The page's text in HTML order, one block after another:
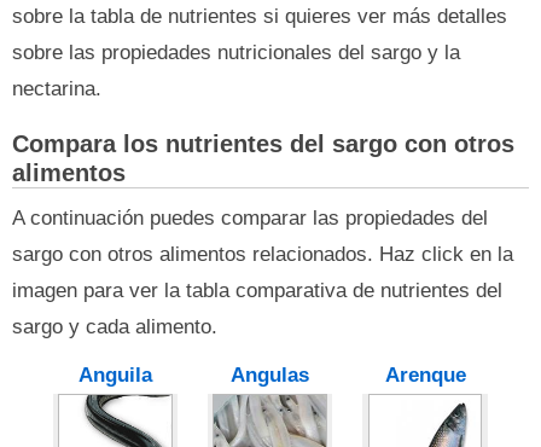
sobre la tabla de nutrientes si quieres ver más detalles
sobre las propiedades nutricionales del sargo y la
nectarina.
Compara los nutrientes del sargo con otros
alimentos
A continuación puedes comparar las propiedades del
sargo con otros alimentos relacionados. Haz click en la
imagen para ver la tabla comparativa de nutrientes del
sargo y cada alimento.
Anguila Angulas Arenque